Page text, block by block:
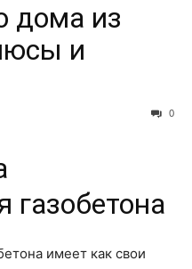
дома из
и
0
газобетона
имеет как свои